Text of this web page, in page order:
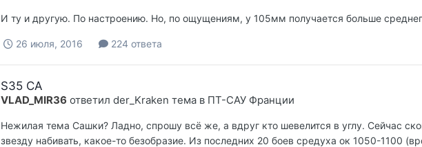
И ту и другую. По настроению. Но, по ощущениям, у 105мм получается больше
26 июля, 2016 224 ответа
S35 CA
VLAD_MIR36 ответилder_Kraken тема в ПТ-САУ Франции
Нежилая тема Сашки? Ладно, спрошу всё же, а вдруг кто шевелится в углу. Сейчас
звезду набивать, какое-то безобразие. Из последних 20 боев средуха ок 1050-1100